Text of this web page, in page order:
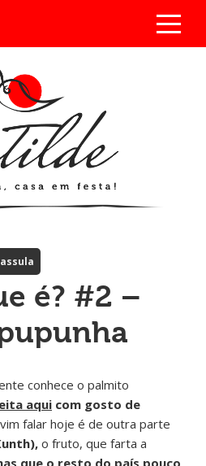
é? #2 –
conhece o palmito
aqui com gosto de
falar hoje é de outra parte
o fruto, que farta a